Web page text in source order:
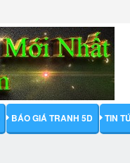
BÁO GIÁ TRANH 5D TIN